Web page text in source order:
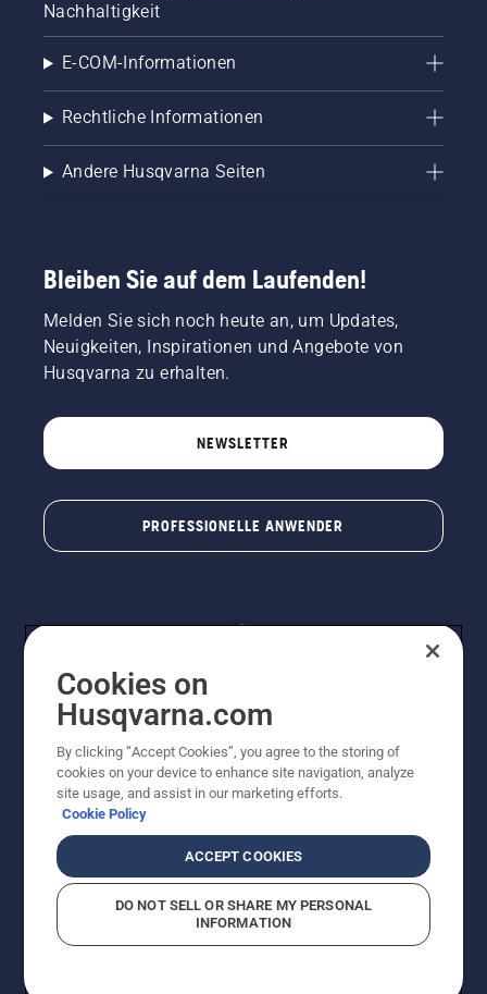
Nachhaltigkeit
E-COM-Informationen
Rechtliche Informationen
Andere Husqvarna Seiten
Bleiben Sie auf dem Laufenden!
Melden Sie sich noch heute an, um Updates,
Neuigkeiten, Inspirationen und Angebote von
Husqvarna zu erhalten.
NEWSLETTER
PROFESSIONELLE ANWENDER
© Husqvarna® AB (publ). Alle Rechte vorbehalten. Die
Preisangaben sind unverbindliche Preisempfehlungen
von Husqvarna Schweiz AG an den teilnehmenden
Fachhandel, Preise in CHF inklusive 8,1% MWST und
unverbindliche Preisempfehlungen (inkl. MwSt), es sei
denn sie sind für den direkten Kauf verfügbar.
Cookie-RichtlinieNutzungsbedingungen Datenschutzerklärung
Vermutete Verstöße melden
Cookies on
Husqvarna.com
By clicking “Accept Cookies”, you agree to the storing of
cookies on your device to enhance site navigation, analyze
site usage, and assist in our marketing efforts.
Cookie Policy
ACCEPT COOKIES
DO NOT SELL OR SHARE MY PERSONAL
INFORMATION